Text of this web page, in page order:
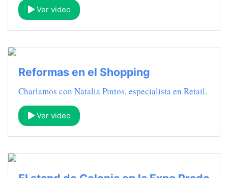
Ver video
Reformas en el Shopping
Charlamos con Natalia Pintos, especialista en Retail.
Ver video